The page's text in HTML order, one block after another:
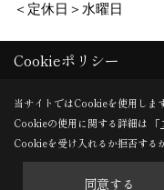
＜定休日＞水曜日
Reserved.
Produced byゴデスクリエ
Cookieポリシー
当サイトではCookieを使用します
Cookieの使用に関する詳細は 「
Cookieを受け入れるか拒否する
同意する